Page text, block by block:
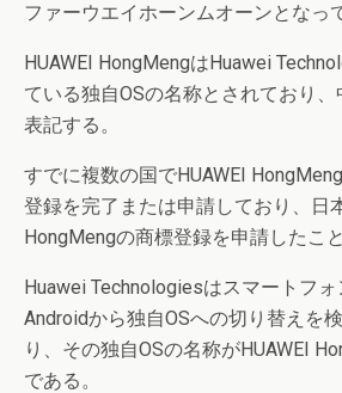
ファーウエイホーンムオーンとなっ
HUAWEI HongMengはHuawei
ている独自OSの名称とされており
表記する。
すでに複数の国でHUAWEI
登録を完了または申請しており、日
HongMengの商標登録を申請したこ
Huawei Technologiesはスマートフ
Androidから独自OSへの切り替えを
り、その独自OSの名称がHUAWEI
である。